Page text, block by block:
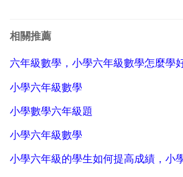
級數學呢，六年級數學輔導有哪些？
相關推薦
六年級數學，小學六年級數學怎麼學
小學六年級數學
小學數學六年級題
小學六年級數學